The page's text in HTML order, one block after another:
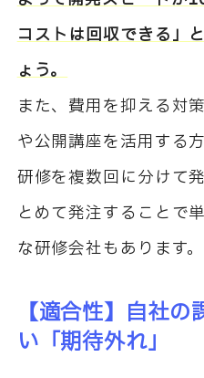
コストは回収できる」
ょう。
また、費用を抑える対
や公開講座を活用する
研修を複数回に分けて
とめて発注することで
な研修会社もあります。
【適合性】自社
い「期待外れ」